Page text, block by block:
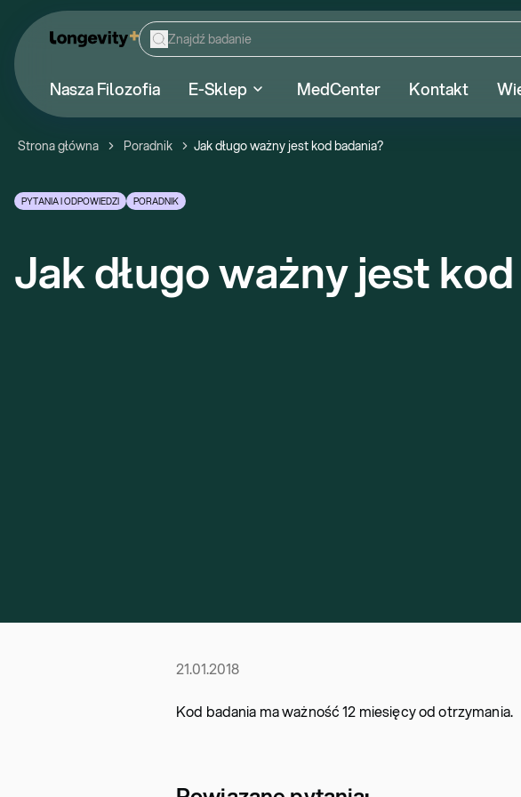
Nasza Filozofia E-Sklep MedCenter Kontakt
Strona główna Poradnik Jak długo ważny jest kod badania?
PYTANIA I ODPOWIEDZI PORADNIK
Jak długo ważny jest
21.01.2018
Kod badania ma ważność 12 miesięcy od otrzymania.